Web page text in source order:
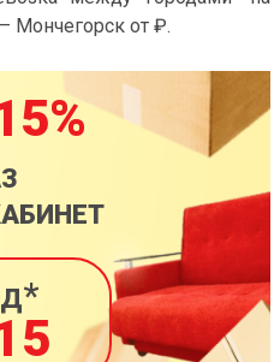
Мончегорск от ₽.